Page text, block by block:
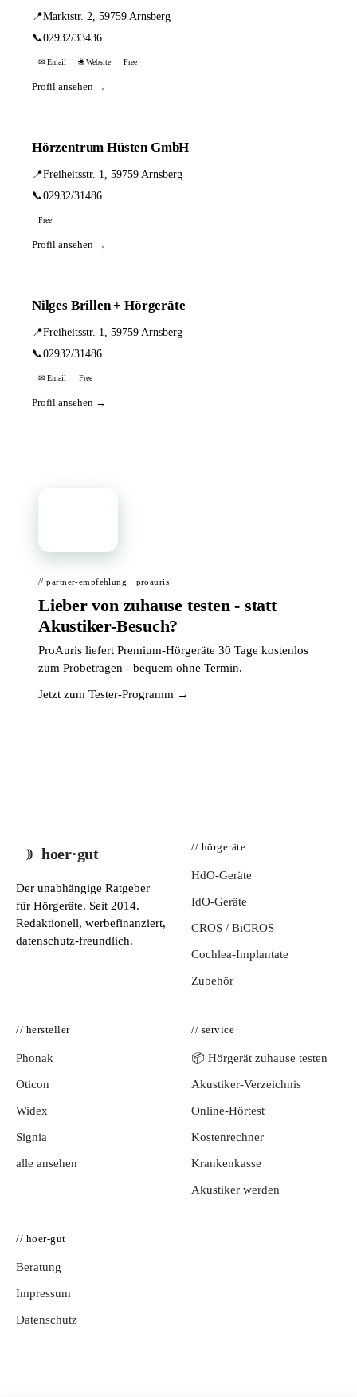
📍Marktstr. 2, 59759 Arnsberg
📞02932/33436
✉ Email 🌐 Website Free
Profil ansehen →
Hörzentrum Hüsten GmbH
📍Freiheitsstr. 1, 59759 Arnsberg
📞02932/31486
Free
Profil ansehen →
Nilges Brillen + Hörgeräte
📍Freiheitsstr. 1, 59759 Arnsberg
📞02932/31486
✉ Email Free
Profil ansehen →
// partner-empfehlung · proauris
Lieber von zuhause testen - statt
Akustiker-Besuch?
ProAuris liefert Premium-Hörgeräte 30 Tage kostenlos
zum Probetragen - bequem ohne Termin.
Jetzt zum Tester-Programm →
hoer·gut
Der unabhängige Ratgeber
für Hörgeräte. Seit 2014.
Redaktionell, werbefinanziert,
datenschutz-freundlich.
// hörgeräte
HdO-Geräte
IdO-Geräte
CROS / BiCROS
Cochlea-Implantate
Zubehör
// hersteller
Phonak
Oticon
Widex
Signia
alle ansehen
// service
📦 Hörgerät zuhause testen
Akustiker-Verzeichnis
Online-Hörtest
Kostenrechner
Krankenkasse
Akustiker werden
// hoer-gut
Beratung
Impressum
Datenschutz